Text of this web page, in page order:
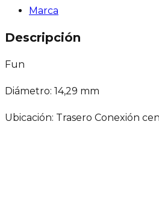
Marca
Descripción
Fun
Diámetro: 14,29 mm
Ubicación: Trasero Conexión